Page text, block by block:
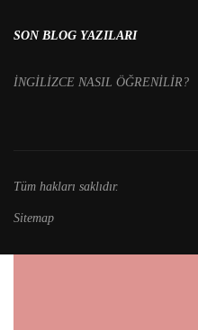
SON BLOG YAZILARI
İNGİLİZCE NASIL ÖĞRENİLİR?
Tüm hakları saklıdır.
Sitemap